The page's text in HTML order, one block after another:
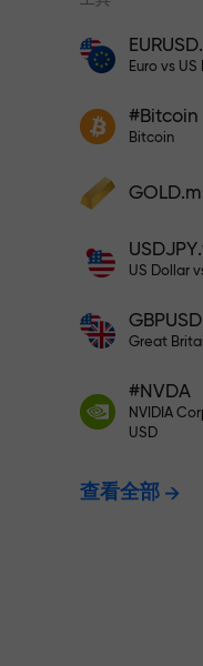
风险
内利
充值
X1000
与
您
无
我
最
Euro vs US
#Bitcoin
Bitcoin
GOLD.m
US Dollar
Great
#NVDA
NVIDIA
USD
查看全部